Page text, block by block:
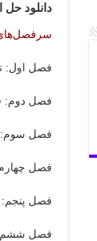
دانلود حل
سرفصل‌های
فصل اول:
فصل دوم:
فصل سوم:
فصل
فصل پنجم:
فصل ششم: